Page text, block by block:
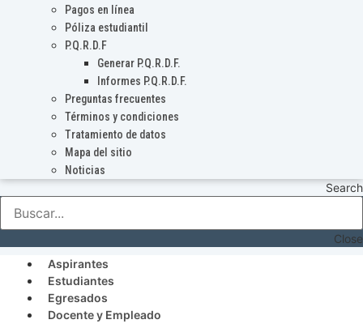
Pagos en línea
Póliza estudiantil
P.Q.R.D.F
Generar P.Q.R.D.F.
Informes P.Q.R.D.F.
Preguntas frecuentes
Términos y condiciones
Tratamiento de datos
Mapa del sitio
Noticias
Search
Close
Aspirantes
Estudiantes
Egresados
Docente y Empleado